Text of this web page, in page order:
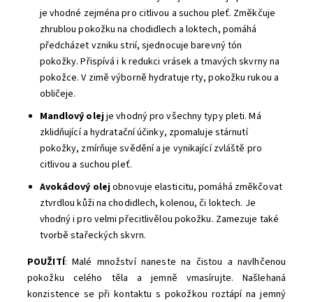
je vhodné zejména pro citlivou a suchou pleť. Změkčuje
zhrublou pokožku na chodidlech a loktech, pomáhá
předcházet vzniku strií, sjednocuje barevný tón
pokožky. Přispívá i k redukci vrásek a tmavých skvrny na
pokožce. V zimě výborně hydratuje rty, pokožku rukou a
obličeje.
Mandlový olejje vhodný pro všechny typy pleti. Má
zklidňující a hydratační účinky, zpomaluje stárnutí
pokožky, zmírňuje svědění a je vynikající zvláště pro
citlivou a suchou pleť.
Avokádový olejobnovuje elasticitu, pomáhá změkčovat
ztvrdlou kůži na chodidlech, kolenou, či loktech. Je
vhodný i pro velmi přecitlivělou pokožku. Zamezuje také
tvorbě stařeckých skvrn.
POUŽITÍ:Malé množství naneste na čistou a navlhčenou
pokožku celého těla a jemně vmasírujte.Našlehaná
konzistence se při kontaktu s pokožkou roztápí na jemný